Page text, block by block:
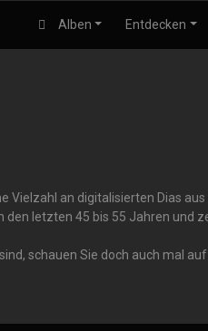
Alben Entdecken
an digitalisierten Dias
letzten 45 bis 55 Jahren und
schauen Sie doch auch mal